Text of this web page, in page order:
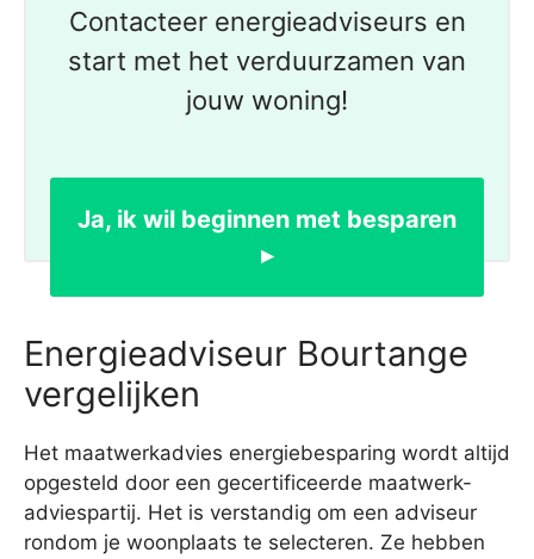
Contacteer energieadviseurs en
start met het verduurzamen van
jouw woning!
Ja, ik wil beginnen met besparen
▸
Energieadviseur Bourtange
vergelijken
Het maatwerkadvies energiebesparing wordt altijd
opgesteld door een gecertificeerde maatwerk-
adviespartij. Het is verstandig om een adviseur
rondom je woonplaats te selecteren. Ze hebben